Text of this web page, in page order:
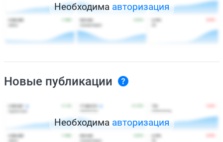
Необходима авторизация
Новые публикации
Необходима авторизация